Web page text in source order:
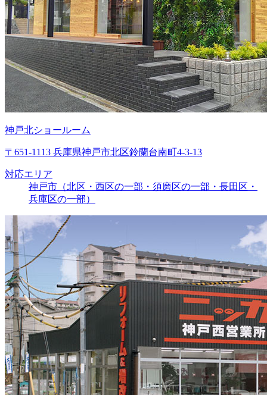
神戸北ショールーム
〒651-1113 兵庫県神戸市北区鈴蘭台南町4-3-13
対応エリア
神戸市（北区・西区の一部・須磨区の一部・長田区・
兵庫区の一部）